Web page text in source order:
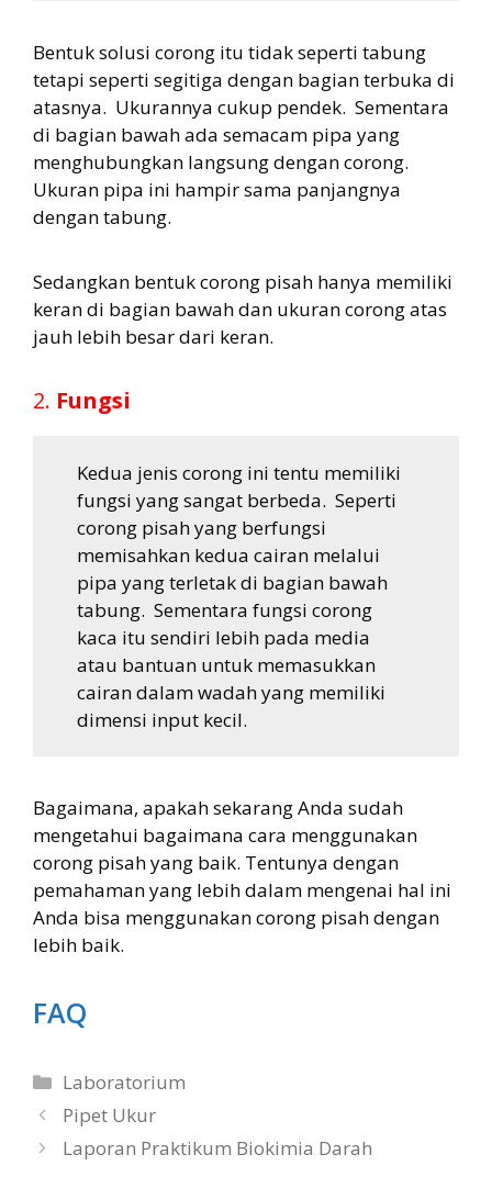
Bentuk solusi corong itu tidak seperti tabung
tetapi seperti segitiga dengan bagian terbuka di
atasnya. Ukurannya cukup pendek. Sementara
di bagian bawah ada semacam pipa yang
menghubungkan langsung dengan corong.
Ukuran pipa ini hampir sama panjangnya
dengan tabung.
Sedangkan bentuk corong pisah hanya memiliki
keran di bagian bawah dan ukuran corong atas
jauh lebih besar dari keran.
2. Fungsi
Kedua jenis corong ini tentu memiliki
fungsi yang sangat berbeda. Seperti
corong pisah yang berfungsi
memisahkan kedua cairan melalui
pipa yang terletak di bagian bawah
tabung. Sementara fungsi corong
kaca itu sendiri lebih pada media
atau bantuan untuk memasukkan
cairan dalam wadah yang memiliki
dimensi input kecil.
Bagaimana, apakah sekarang Anda sudah
mengetahui bagaimana cara menggunakan
corong pisah yang baik. Tentunya dengan
pemahaman yang lebih dalam mengenai hal ini
Anda bisa menggunakan corong pisah dengan
lebih baik.
FAQ
Categories
Laboratorium
Pipet Ukur
Laporan Praktikum Biokimia Darah